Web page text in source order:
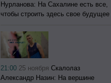
Нурланова: На Сахалине есть все,
чтобы строить здесь свое будущее
21:00 25 ноября Скалолаз
Александр Назин: На вершине